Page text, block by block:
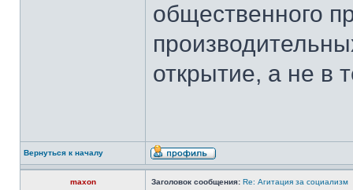
общественного
открытие, а не в
Вернуться к началу
maxon Заголовок сообщения: Re: Агитация за социализм